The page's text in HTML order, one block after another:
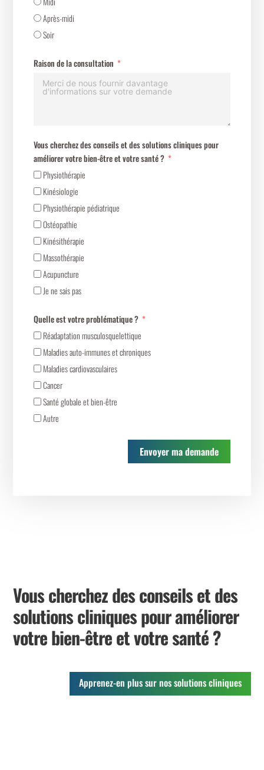
Après-midi
Soir
Raison de la consultation
Vous cherchez des conseils et des solutions cliniques pour
améliorer votre bien-être et votre santé ?
Physiothérapie
Kinésiologie
Physiothérapie pédiatrique
Ostéopathie
Kinésithérapie
Massothérapie
Acupuncture
Je ne sais pas
Quelle est votre problématique ?
Réadaptation musculosquelettique
Maladies auto-immunes et chroniques
Maladies cardiovasculaires
Cancer
Santé globale et bien-être
Autre
Envoyer ma demande
Vous cherchez des conseils et des
solutions cliniques pour améliorer
votre bien-être et votre santé ?
Apprenez-en plus sur nos solutions cliniques